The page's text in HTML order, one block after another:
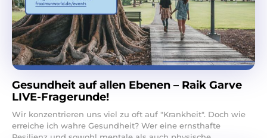
Gesundheit auf allen Ebenen – Raik Garve
LIVE-Fragerunde!
Wir konzentrieren uns viel zu oft auf "Krankheit". Doch wie
erreiche ich wahre Gesundheit? Wer eine ernsthafte